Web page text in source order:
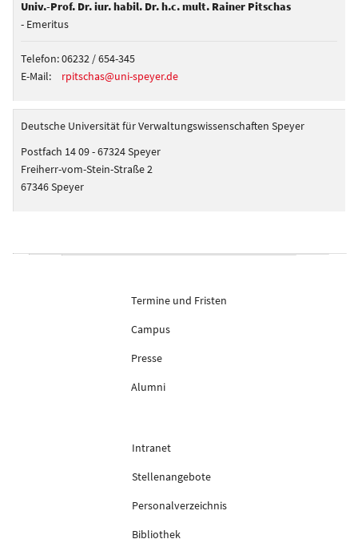
Univ.-Prof. Dr. iur. habil. Dr. h.c. mult. Rainer Pitschas
- Emeritus
Telefon:06232 / 654-345
E-Mail:
rpitschas@uni-speyer.de
Deutsche Universität für Verwaltungswissenschaften Speyer
Postfach 14 09 - 67324 Speyer
Freiherr-vom-Stein-Straße 2
67346 Speyer
Termine und Fristen
Campus
Presse
Alumni
Intranet
Stellenangebote
Personalverzeichnis
Bibliothek